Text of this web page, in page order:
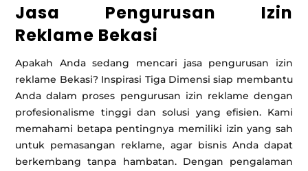
Jasa Pengurusan Izin
Reklame Bekasi
Apakah Anda sedang mencari jasa pengurusan izin
reklame Bekasi? Inspirasi Tiga Dimensi siap membantu
Anda dalam proses pengurusan izin reklame dengan
profesionalisme tinggi dan solusi yang efisien. Kami
memahami betapa pentingnya memiliki izin yang sah
untuk pemasangan reklame, agar bisnis Anda dapat
berkembang tanpa hambatan. Dengan pengalaman